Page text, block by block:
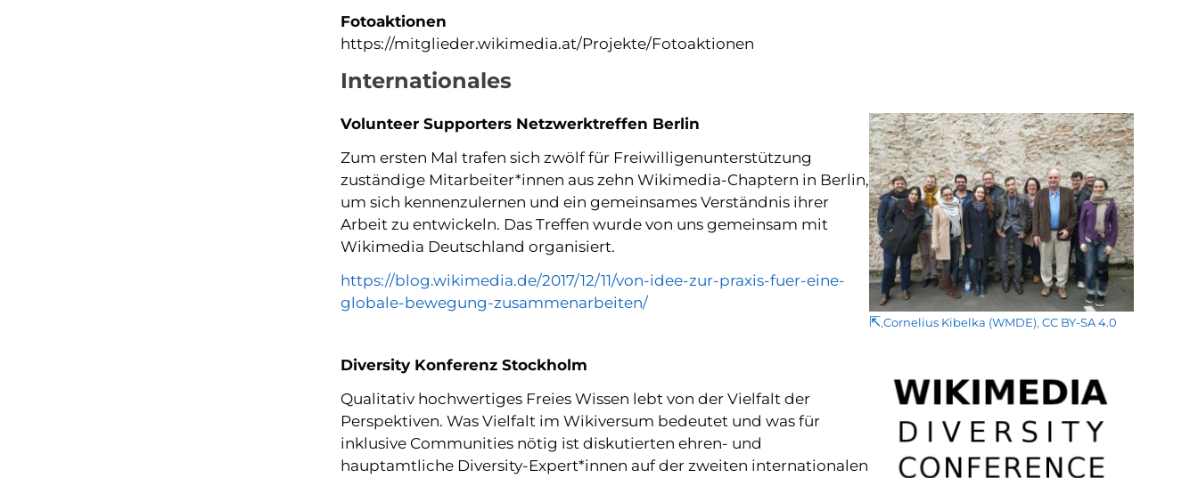
Fotoaktionen
https://mitglieder.wikimedia.at/Projekte/Fotoaktionen
Internationales
Volunteer Supporters Netzwerktreffen Berlin
Zum ersten Mal trafen sich zwölf für Freiwilligenunterstützung
zuständige Mitarbeiter*innen aus zehn Wikimedia-Chaptern in Berlin,
um sich kennenzulernen und ein gemeinsames Verständnis ihrer
Arbeit zu entwickeln. Das Treffen wurde von uns gemeinsam mit
Wikimedia Deutschland organisiert.
https://blog.wikimedia.de/2017/12/11/von-idee-zur-praxis-fuer-eine-
globale-bewegung-zusammenarbeiten/
⇱,Cornelius Kibelka (WMDE),CC BY-SA 4.0
Diversity Konferenz Stockholm
Qualitativ hochwertiges Freies Wissen lebt von der Vielfalt der
Perspektiven. Was Vielfalt im Wikiversum bedeutet und was für
inklusive Communities nötig ist diskutierten ehren- und
hauptamtliche Diversity-Expert*innen auf der zweiten internationalen